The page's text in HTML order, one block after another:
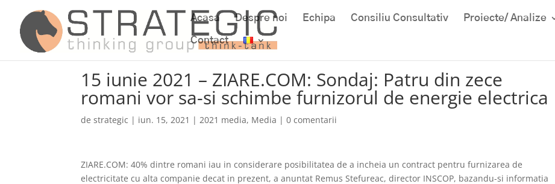
Acasa Despre noi Echipa Consiliu Consultativ Proiecte/ Analize
Contact
15 iunie 2021 – ZIARE.COM: Sondaj: Patru din zece
romani vor sa-si schimbe furnizorul de energie electrica
destrategic | iun. 15, 2021 |2021 media, Media |0 comentarii
ZIARE.COM: 40% dintre romani iau in considerare posibilitatea de a incheia un contract pentru furnizarea de
electricitate cu alta companie decat in prezent, a anuntat Remus Stefureac, director INSCOP, bazandu-si informatia